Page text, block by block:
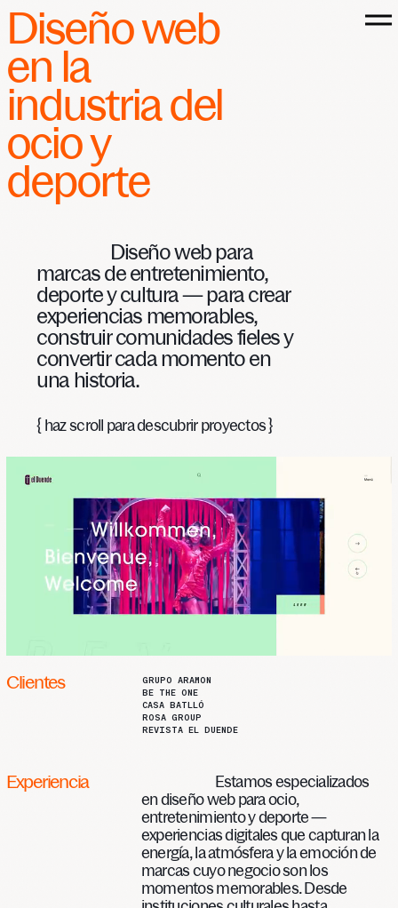
CULTURA
HABLEMOS
Diseñoweb
en la
industriadel
ocioy
deporte
Diseñowebpara
marcasdeentretenimiento,
deporteycultura—paracrear
experiencias memorables,
construircomunidadesfielesy
convertircada momentoen
una historia.
{ haz scroll para descubrir proyectos }
Clientes
GRUPO ARAMON
BE THE ONE
CASA BATLLÓ
ROSA GROUP
REVISTA EL DUENDE
Experiencia
Estamos especializados
en diseño web para ocio,
entretenimiento y deporte —
experiencias digitales que capturan la
energía, la atmósfera y la emoción de
marcas cuyo negocio son los
momentos memorables. Desde